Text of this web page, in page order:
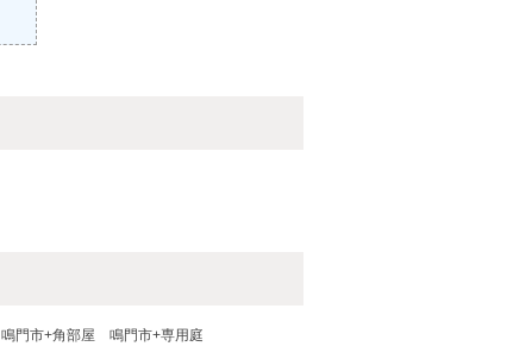
鳴門市+角部屋 鳴門市+専用庭